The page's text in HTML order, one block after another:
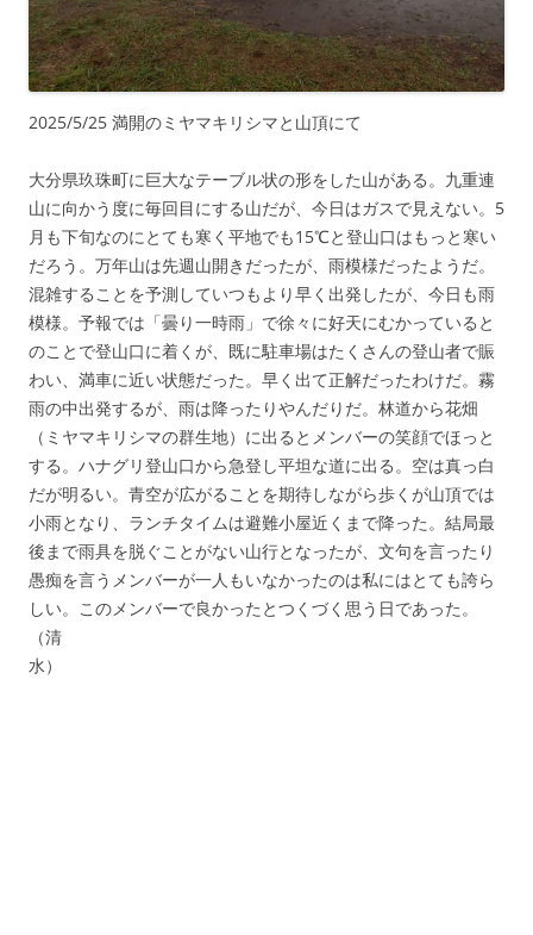
2025/5/25 満開のミヤマキリシマと山頂にて
大分県玖珠町に巨大なテーブル状の形をした山がある。九重連
山に向かう度に毎回目にする山だが、今日はガスで見えない。5
月も下旬なのにとても寒く平地でも15℃と登山口はもっと寒い
だろう。万年山は先週山開きだったが、雨模様だったようだ。
混雑することを予測していつもより早く出発したが、今日も雨
模様。予報では「曇り一時雨」で徐々に好天にむかっていると
のことで登山口に着くが、既に駐車場はたくさんの登山者で賑
わい、満車に近い状態だった。早く出て正解だったわけだ。霧
雨の中出発するが、雨は降ったりやんだりだ。林道から花畑
（ミヤマキリシマの群生地）に出るとメンバーの笑顔でほっと
する。ハナグリ登山口から急登し平坦な道に出る。空は真っ白
だが明るい。青空が広がることを期待しながら歩くが山頂では
小雨となり、ランチタイムは避難小屋近くまで降った。結局最
後まで雨具を脱ぐことがない山行となったが、文句を言ったり
愚痴を言うメンバーが一人もいなかったのは私にはとても誇ら
しい。このメンバーで良かったとつくづく思う日であった。
（清
水）